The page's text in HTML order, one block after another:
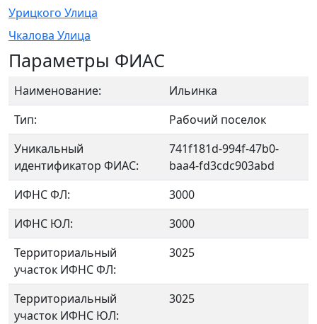
Урицкого Улица
Чкалова Улица
Параметры ФИАС
Наименование:
Ильинка
Тип:
Рабочий поселок
Уникальный
идентификатор ФИАС:
741f181d-994f-47b0-
baa4-fd3cdc903abd
ИФНС ФЛ:
3000
ИФНС ЮЛ:
3000
Территориальный
участок ИФНС ФЛ:
3025
Территориальный
участок ИФНС ЮЛ:
3025